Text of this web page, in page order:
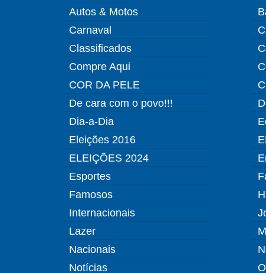
Autos & Motos
Carnaval
Classificados
Compre Aqui
COR DA PELE
De cara com o povo!!!
Dia-a-Dia
Eleições 2016
ELEIÇÕES 2024
Esportes
Famosos
Internacionais
Lazer
Nacionais
Notícias